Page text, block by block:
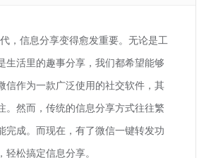
，信息分享变得愈发重要。无论是工
生活里的趣事分享，我们都希望能够
信作为一款广泛使用的社交软件，其
。然而，传统的信息分享方式往往繁
完成。而现在，有了微信一键转发功
松搞定信息分享。